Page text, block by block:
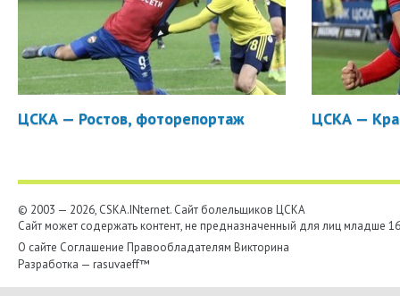
ЦСКА — Ростов, фоторепортаж ЦСКА —
© 2003 — 2026, CSKA.INternet. Cайт болельщиков ЦСКА
Сайт может содержать контент, не предназначенный для лиц младше
О сайте Соглашение Правообладателям Викторина
Разработка — rasuvaeff™